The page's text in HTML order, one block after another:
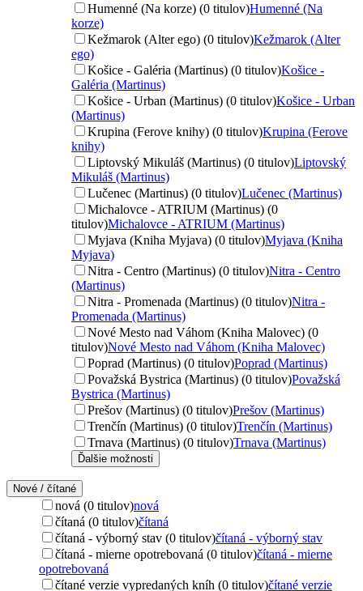
Humenné (Na korze) (0 titulov)Humenné (Na
korze)
Kežmarok (Alter ego) (0 titulov)Kežmarok (Alter
ego)
Košice - Galéria (Martinus) (0 titulov)Košice -
Galéria (Martinus)
Košice - Urban (Martinus) (0 titulov)Košice - Urban
(Martinus)
Krupina (Ferove knihy) (0 titulov)Krupina (Ferove
knihy)
Liptovský Mikuláš (Martinus) (0 titulov)Liptovský
Mikuláš (Martinus)
Lučenec (Martinus) (0 titulov)Lučenec (Martinus)
Michalovce - ATRIUM (Martinus) (0
titulov)Michalovce - ATRIUM (Martinus)
Myjava (Kniha Myjava) (0 titulov)Myjava (Kniha
Myjava)
Nitra - Centro (Martinus) (0 titulov)Nitra - Centro
(Martinus)
Nitra - Promenada (Martinus) (0 titulov)Nitra -
Promenada (Martinus)
Nové Mesto nad Váhom (Kniha Malovec) (0
titulov)Nové Mesto nad Váhom (Kniha Malovec)
Poprad (Martinus) (0 titulov)Poprad (Martinus)
Považská Bystrica (Martinus) (0 titulov)Považská
Bystrica (Martinus)
Prešov (Martinus) (0 titulov)Prešov (Martinus)
Trenčín (Martinus) (0 titulov)Trenčín (Martinus)
Trnava (Martinus) (0 titulov)Trnava (Martinus)
Ďalšie možnosti
Nové / čítané
nová (0 titulov)nová
čítaná (0 titulov)čítaná
čítaná - výborný stav (0 titulov)čítaná - výborný stav
čítaná - mierne opotrebovaná (0 titulov)čítaná - mierne
opotrebovaná
čítané verzie vypredaných kníh (0 titulov)čítané verzie